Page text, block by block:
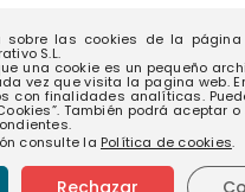
Empresas
sobre las cookies de la
S.L.
una cookie es un pequeño
vez que visita la pagina web.
con finalidades analíticas.
También podrá aceptar
consulte la Política de cookies.
Rechazar